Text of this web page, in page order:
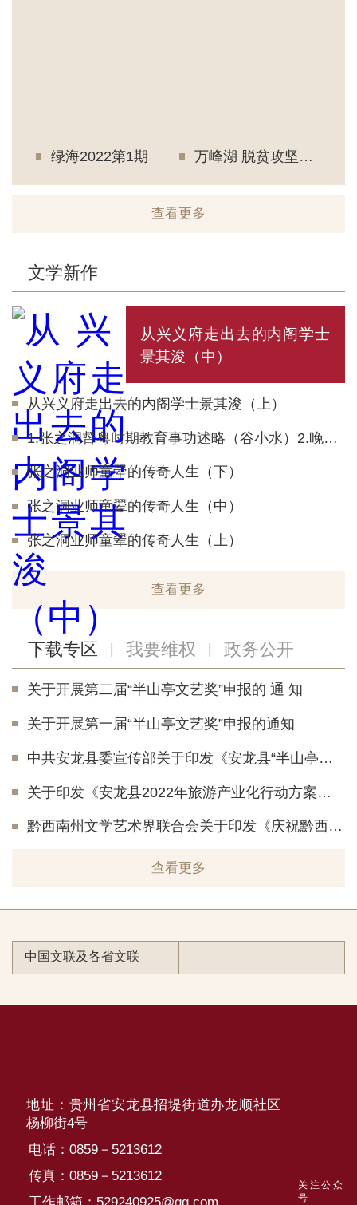
绿海2022第1期 万峰湖 脱贫攻坚安龙篇
查看更多
文学新作
从兴义府走出去的内阁学士
景其浚（中）
从兴义府走出去的内阁学士景其浚（上）
1.张之洞督粤时期教育事功述略（谷小水）2.晚清军事格局的变迁与张之洞（陈元）
张之洞业师童翚的传奇人生（下）
张之洞业师童翚的传奇人生（中）
张之洞业师童翚的传奇人生（上）
查看更多
下载专区 | 我要维权 | 政务公开
关于开展第二届“半山亭文艺奖”申报的 通 知
关于开展第一届“半山亭文艺奖”申报的通知
中共安龙县委宣传部关于印发《安龙县“半山亭文艺奖”实施办法（试行）》的通知
关于印发《安龙县2022年旅游产业化行动方案》的通知
黔西南州文学艺术界联合会关于印发《庆祝黔西南布依族苗族自治州建州四十周年征文活动方案》的通知(2)
查看更多
中国文联及各省文联
地址：贵州省安龙县招堤街道办龙顺社区
杨柳街4号
电话：0859－5213612
传真：0859－5213612
工作邮箱：529240925@qq.com
关注公众
号